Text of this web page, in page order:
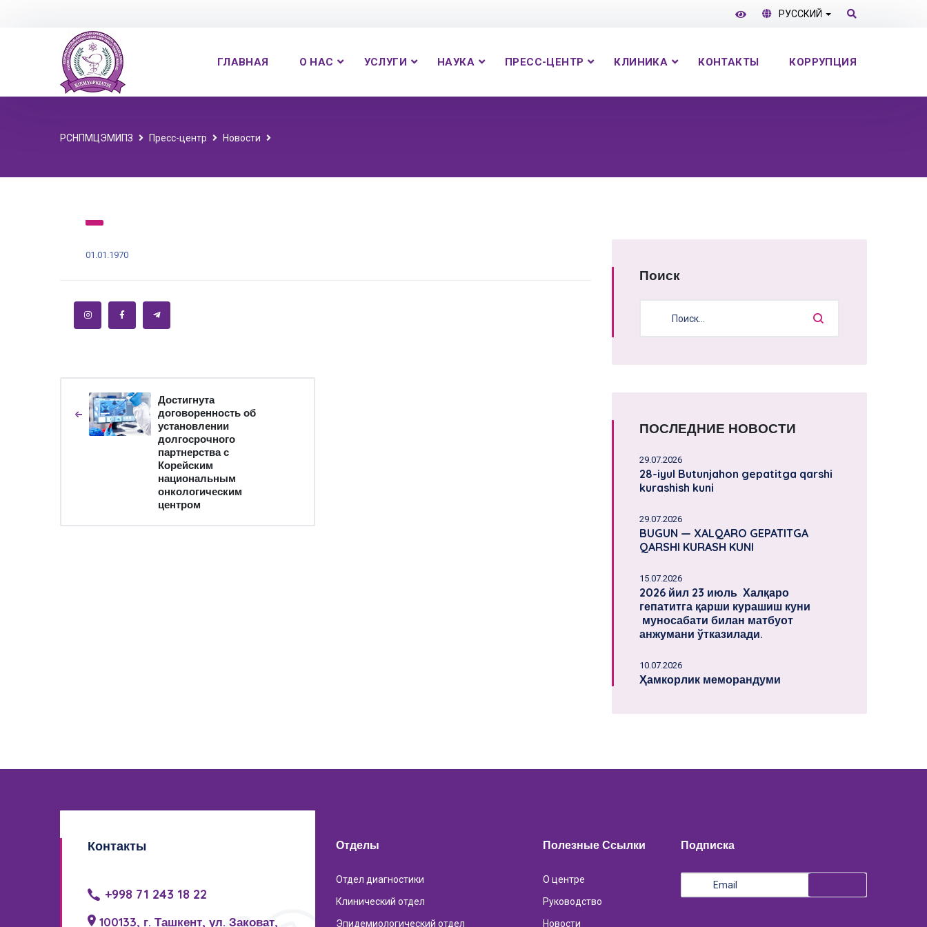
РУССКИЙ
ГЛАВНАЯ О НАС УСЛУГИ НАУКА ПРЕСС-ЦЕНТР КЛИНИКА КОНТАКТЫ КОРРУПЦИЯ
РСНПМЦЭМИПЗ Пресс-центр Новости
01.01.1970
Достигнута
договоренность об
установлении
долгосрочного
партнерства с
Корейским
национальным
онкологическим
центром
Поиск
ПОСЛЕДНИЕ НОВОСТИ
29.07.2026
28-iyul Butunjahon gepatitga qarshi
kurashish kuni
29.07.2026
BUGUN — XALQARO GEPATITGA
QARSHI KURASH KUNI
15.07.2026
2026 йил 23 июль Халқаро
гепатитга қарши курашиш куни
муносабати билан матбуот
анжумани ўтказилади.
10.07.2026
Ҳамкорлик меморандуми
Контакты
+998 71 243 18 22
100133, г. Ташкент, ул. Заковат,
Отделы
Отдел диагностики
Клинический отдел
Эпидемиологический отдел
Полезные Ссылки
О центре
Руководство
Новости
Подписка